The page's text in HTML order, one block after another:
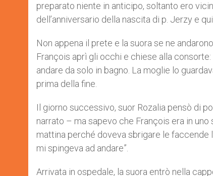
preparato niente in anticipo, soltanto ero
dell’anniversario della nascita di p. Jerzy e
Non appena il prete e la suora se ne
François aprì gli occhi e chiese alla
andare da solo in bagno. La moglie lo
prima della fine.
Il giorno successivo, suor Rozalia pensò di
narrato – ma sapevo che François era in
mattina perché ​​doveva sbrigare le faccende
mi spingeva ad andare”.
Arrivata in ospedale, la suora entrò nella